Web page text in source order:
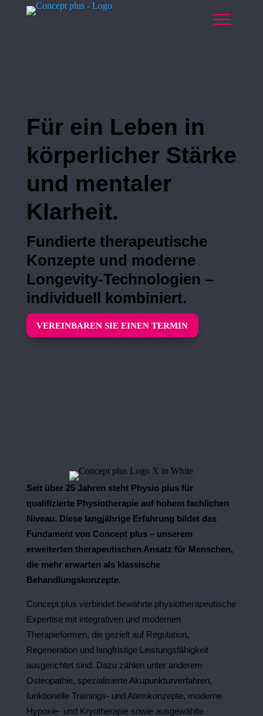
Für ein Leben in
körperlicher Stärke
und mentaler
Klarheit.
Fundierte therapeutische
Konzepte und moderne
Longevity-Technologien –
individuell kombiniert.
VEREINBAREN SIE EINEN TERMIN
Seit über 25 Jahren steht Physio plus für
qualifizierte Physiotherapie auf hohem fachlichen
Niveau. Diese langjährige Erfahrung bildet das
Fundament von Concept plus – unserem
erweiterten therapeutischen Ansatz für Menschen,
die mehr erwarten als klassische
Behandlungskonzepte.
Concept plus verbindet bewährte physiotherapeutische
Expertise mit integrativen und modernen
Therapieformen, die gezielt auf Regulation,
Regeneration und langfristige Leistungsfähigkeit
ausgerichtet sind. Dazu zählen unter anderem
Osteopathie, spezialisierte Akupunkturverfahren,
funktionelle Trainings- und Atemkonzepte, moderne
Hypoxie- und Kryotherapie sowie ausgewählte